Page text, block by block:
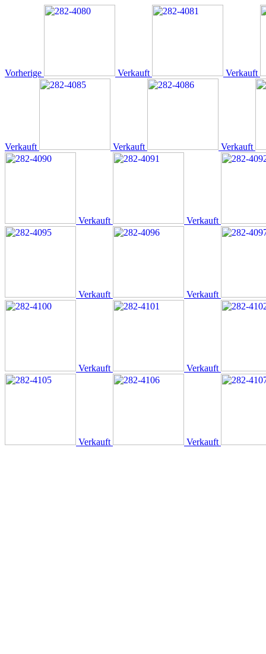
Vorherige Verkauft Verkauft
Verkauft Verkauft Verkauft
Verkauft Verkauft
Verkauft Verkauft
Verkauft Verkauft
Verkauft Verkauft